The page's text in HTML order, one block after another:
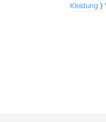
Kleidung